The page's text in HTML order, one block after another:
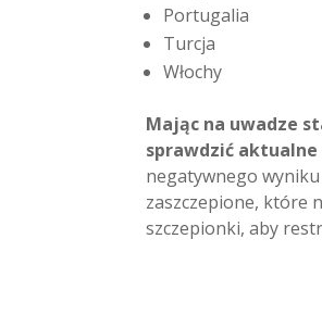
Portugalia
Turcja
Włochy
Mając na uwadze
sprawdzić
negatywnego
zaszczepione, które
szczepionki, aby